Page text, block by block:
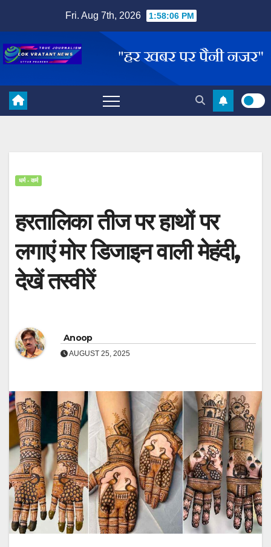
content
Fri. Aug 7th, 2026 1:58:07 PM
धर्म - कर्म
हरतालिका तीज पर हाथों पर
लगाएं मोर डिजाइन वाली मेहंदी,
देखें तस्वीरें
Anoop
AUGUST 25, 2025